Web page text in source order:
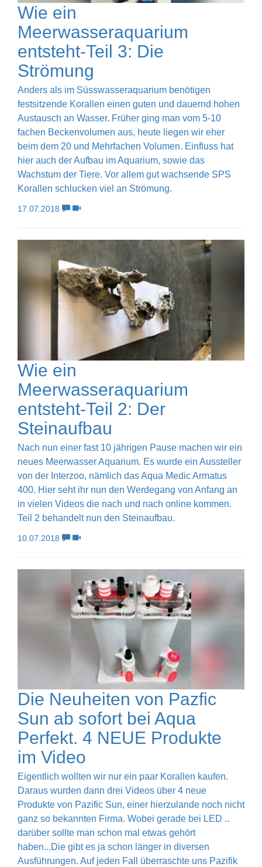
Wie ein
Meerwasseraquarium
entsteht-Teil 3: Die
Strömung
Anders als im Süsswasseraquarium benötigen
festsitzende Korallen einen guten und dauernd hohen
Austausch an Wasser. Früher ging man vom 5-10
fachen Beckenvolumen aus, heute liegen wir eher
beim dem 20 und Mehrfachen Volumen. Einfluss hat
hier auch der Aufbau im Aquarium, sowie das
Wachstum der Tiere. Vor allem gut wachsende SPS
Korallen schlucken viel an Strömung.
17.07.2018
Wie ein
Meerwasseraquarium
entsteht-Teil 2: Der
Steinaufbau
Nach nun einer fast 10 jährigen Pause machen wir ein
neues Meerwasser Aquarium. Es wurde ein Aussteller
von der Interzoo, nämlich das Aqua Medic Armatus
400. Hier seht ihr nun den Werdegang von Anfang an
in vielen Videos die nach und nach online kommen.
Teil 2 behandelt nun den Steinaufbau.
10.07.2018
Die Neuheiten von Pazfic
Sun ab sofort bei Aqua
Perfekt. 4 NEUE Produkte
im Video
Eigentlich wollten wir nur ein paar Korallen kaufen.
Daraus wurden dann drei Videos über 4 neue
Produkte von Pazific Sun, einer hierzulande noch nicht
ganz so bekannten Firma. Wobei gerade bei LED ..
darüber sollte man schon mal etwas gehört
haben...Die gibt es ja schon länger in diversen
Ausführungen. Auf jeden Fall überraschte uns Pazifik